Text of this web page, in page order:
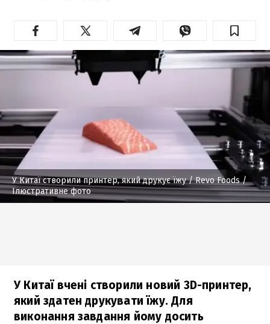
У Китаї створили принтер, який друкує їжу/ Revo Foods /
Ілюстративне фото
У Китаї вчені створили новий 3D-принтер,
який здатен друкувати їжу. Для
виконання завдання йому досить